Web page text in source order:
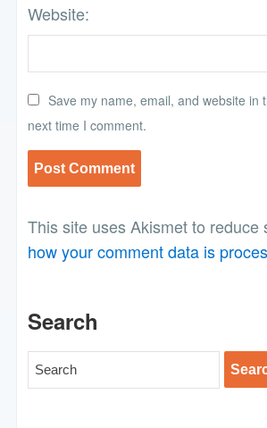
Website:
Save my name, email, and website in
next time I comment.
This site uses Akismet to reduce
how your comment data is
Search